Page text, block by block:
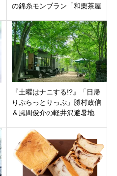
の錦糸モンブラン「和栗茶屋
中区大須3丁目
『土曜はナニする!?』「日帰
りぷらっとりっぷ」勝村政信
＆風間俊介の軽井沢避暑地
のモデルコース